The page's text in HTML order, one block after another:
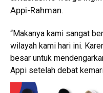
Appi-Rahman.
“Makanya kami sangat
wilayah kami hari ini.
besar untuk
Appi setelah debat